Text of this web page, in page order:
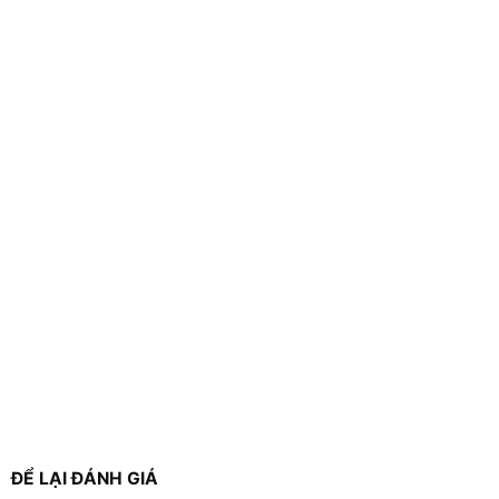
ĐỂ LẠI ĐÁNH GIÁ